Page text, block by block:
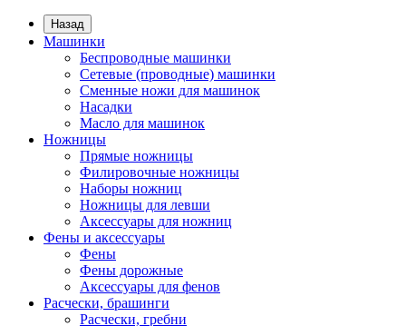
Назад
Машинки
Беспроводные машинки
Сетевые (проводные) машинки
Сменные ножи для машинок
Насадки
Масло для машинок
Ножницы
Прямые ножницы
Филировочные ножницы
Наборы ножниц
Ножницы для левши
Аксессуары для ножниц
Фены и аксессуары
Фены
Фены дорожные
Аксессуары для фенов
Расчески, брашинги
Расчески, гребни